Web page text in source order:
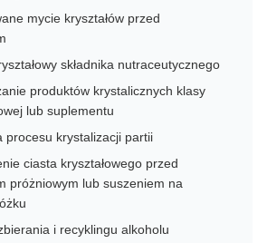
mycie kryształów przed
składnika nutraceutycznego
produktów krystalicznych klasy
lub suplementu
procesu krystalizacji partii
ciasta kryształowego przed
próżniowym lub suszeniem na
i recyklingu alkoholu